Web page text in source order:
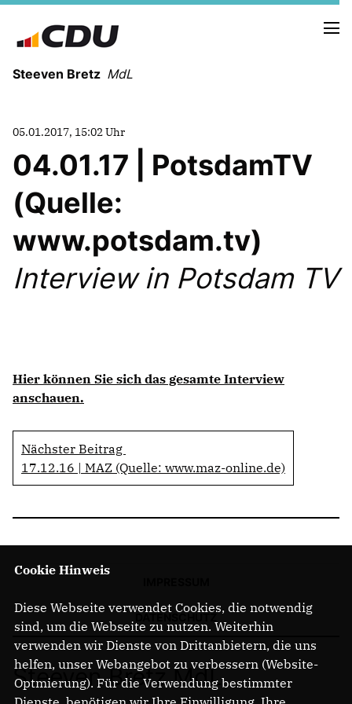
Steeven Bretz MdL
PRESSEFOTOS
MEIN BÜRGERBÜRO
Kleine Anfragen
CDU Deutschland
CDU Fraktion im Brandenburger Landtag
CDU Brandenburg
CDU Potsdam
05.01.2017, 15:02 Uhr
04.01.17 | PotsdamTV
(Quelle:
www.potsdam.tv)
Interview in Potsdam TV
Hier können Sie sich das gesamte Interview
anschauen.
Nächster Beitrag
17.12.16 | MAZ (Quelle: www.maz-online.de)
Steeven Bretz MdL
Cookie Hinweis
Diese Webseite verwendet Cookies, die notwendig
sind, um die Webseite zu nutzen. Weiterhin
verwenden wir Dienste von Drittanbietern, die uns
helfen, unser Webangebot zu verbessern (Website-
Optmierung). Für die Verwendung bestimmter